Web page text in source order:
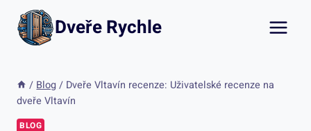
Přeskočit
obsah
Dveře Rychle
/ Blog / Dveře Vltavín recenze: Uživatelské recenze na
dveře Vltavín
BLOG